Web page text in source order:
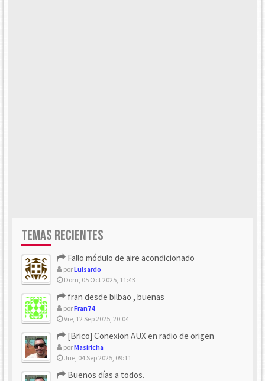
TEMAS RECIENTES
Fallo módulo de aire acondicionado
porLuisardo
Dom, 05 Oct 2025, 11:43
fran desde bilbao , buenas
porFran74
Vie, 12 Sep 2025, 20:04
[Brico] Conexion AUX en radio de origen
porMasiricha
Jue, 04 Sep 2025, 09:11
Buenos días a todos.